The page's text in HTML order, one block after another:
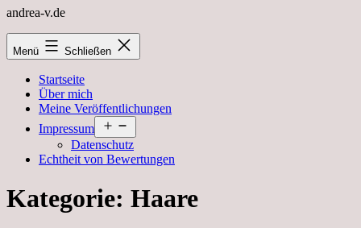
andrea-v.de
Menü Schließen
Startseite
Über mich
Meine Veröffentlichungen
Impressum
öffnen
Datenschutz
Echtheit von Bewertungen
Kategorie: Haare